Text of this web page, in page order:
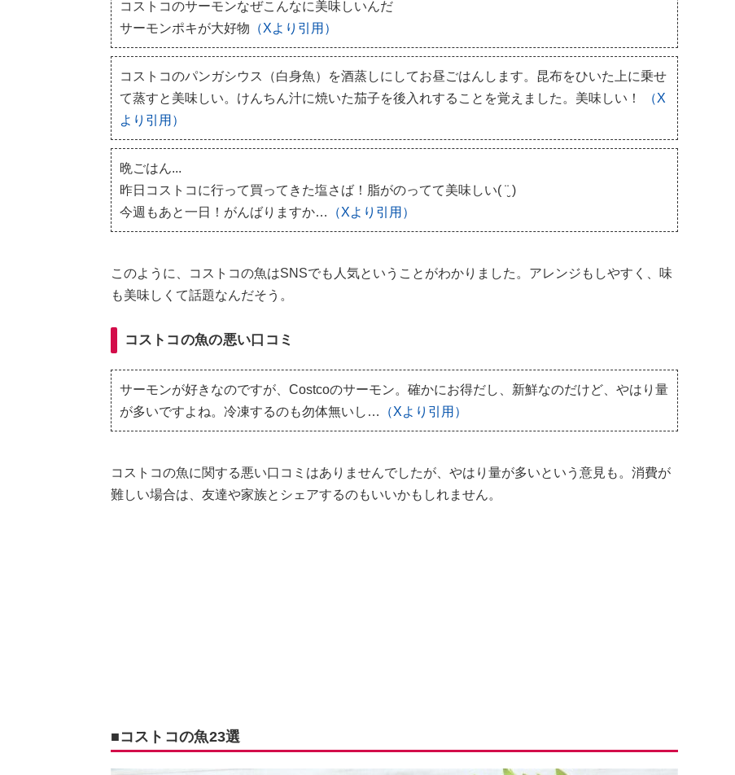
コストコのサーモンなぜこんなに美味しいんだ
サーモンポキが大好物 （Xより引用）
コストコのパンガシウス（白身魚）を酒蒸しにしてお昼ごはんします。昆布をひいた上に乗せ
て蒸すと美味しい。けんちん汁に焼いた茄子を後入れすることを覚えました。美味しい！
（X
より引用）
晩ごはん...
昨日コストコに行って買ってきた塩さば！脂がのってて美味しい( ¨̮ )
今週もあと一日！がんばりますか… （Xより引用）
このように、コストコの魚はSNSでも人気ということがわかりました。アレンジもしやすく、味
も美味しくて話題なんだそう。
コストコの魚の悪い口コミ
サーモンが好きなのですが、Costcoのサーモン。確かにお得だし、新鮮なのだけど、やはり量
が多いですよね。冷凍するのも勿体無いし… （Xより引用）
コストコの魚に関する悪い口コミはありませんでしたが、やはり量が多いという意見も。消費が
難しい場合は、友達や家族とシェアするのもいいかもしれません。
■コストコの魚23選